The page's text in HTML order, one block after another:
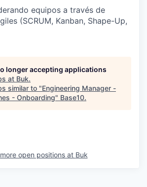
equipos a través de
(SCRUM, Kanban, Shape-Up,
longer accepting applications
at Buk.
similar to "Engineering Manager -
- Onboarding" Base10.
open positions at Buk